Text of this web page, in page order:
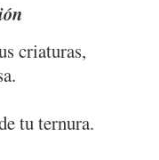
criaturas,
tu ternura.